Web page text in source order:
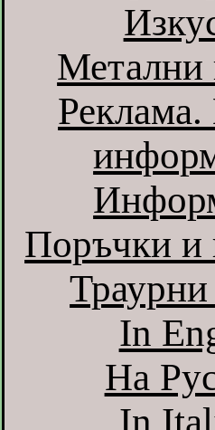
Метални
Реклама.
Поръчки и
In
На
In